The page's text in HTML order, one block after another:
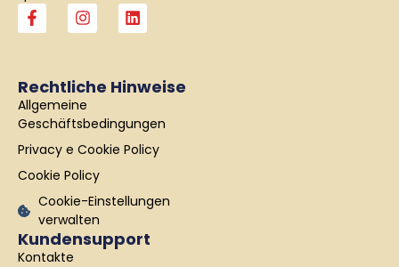
F
a
o
o
k
f
I
n
g
r
a
L
i
d
n
Kundensupport
Kontakte
Rechtliche Hinweise
Allgemeine
Geschäftsbedingungen
Privacy e Cookie Policy
Cookie Policy
Cookie-Einstellungen
verwalten